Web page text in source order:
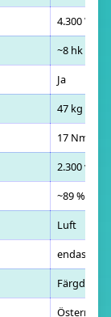
4.300 W
~8 hk
Ja
47 kg
17 Nm
2.300
~89 %
Luft
endast
Färgdiplay
Österrike